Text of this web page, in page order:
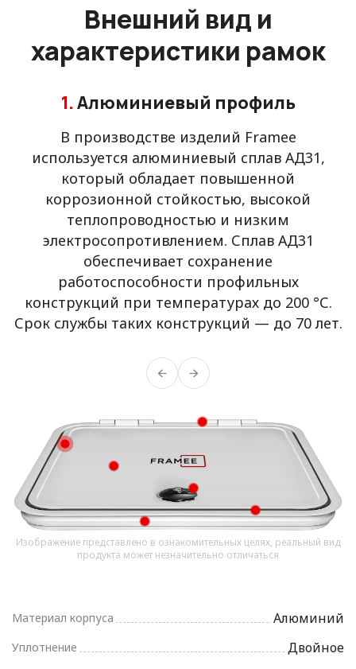
Внешний вид и
характеристики рамок
1.Алюминиевый профиль
В производстве изделий Framee
используется алюминиевый сплав АД31,
который обладает повышенной
коррозионной стойкостью, высокой
теплопроводностью и низким
электросопротивлением. Сплав АД31
обеспечивает сохранение
работоспособности профильных
конструкций при температурах до 200 °С.
Срок службы таких конструкций — до 70 лет.
Изображение представлено в ознакомительных целях, реальный вид
продукта может незначительно отличаться
Материал корпуса Алюминий
Уплотнение
Двойное